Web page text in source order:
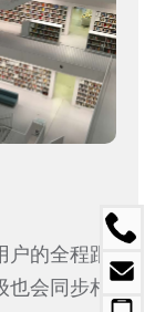
的全程跟
会同步相